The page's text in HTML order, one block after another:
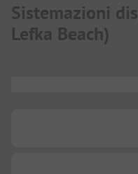
Sistemazioni
Lefka Beach)